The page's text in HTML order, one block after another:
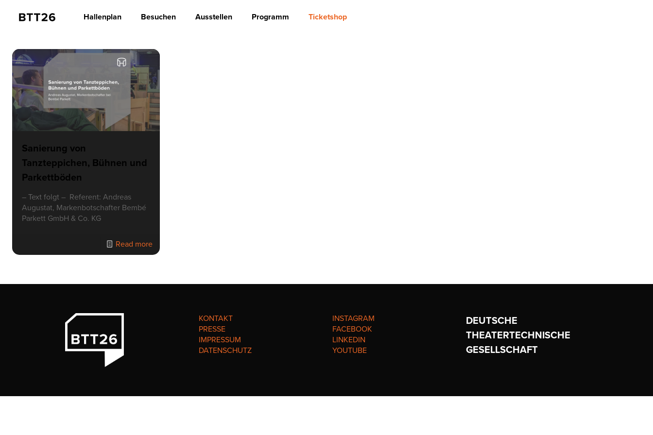
Hallenplan Besuchen Ausstellen Programm Ticketshop
Sanierung von
Tanzteppichen, Bühnen und
Parkettböden
– Text folgt – Referent: Andreas
Augustat, Markenbotschafter Bembé
Parkett GmbH & Co. KG
Read more
KONTAKT
PRESSE
IMPRESSUM
DATENSCHUTZ
INSTAGRAM
FACEBOOK
LINKEDIN
YOUTUBE
DEUTSCHE
THEATERTECHNISCHE
GESELLSCHAFT